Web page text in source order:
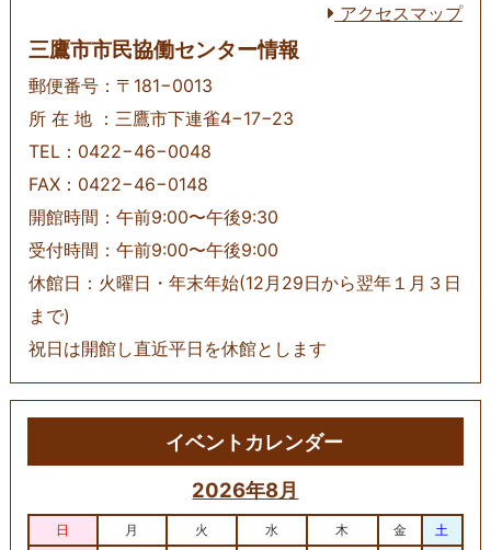
アクセスマップ
三鷹市市民協働センター情報
郵便番号：〒181−0013
所 在 地 ：三鷹市下連雀4−17−23
TEL：0422−46−0048
FAX：0422−46−0148
開館時間：午前9:00〜午後9:30
受付時間：午前9:00〜午後9:00
休館日：火曜日・年末年始(12月29日から翌年１月３日
まで)
祝日は開館し直近平日を休館とします
イベントカレンダー
2026年8月
日 月 火 水 木 金
土